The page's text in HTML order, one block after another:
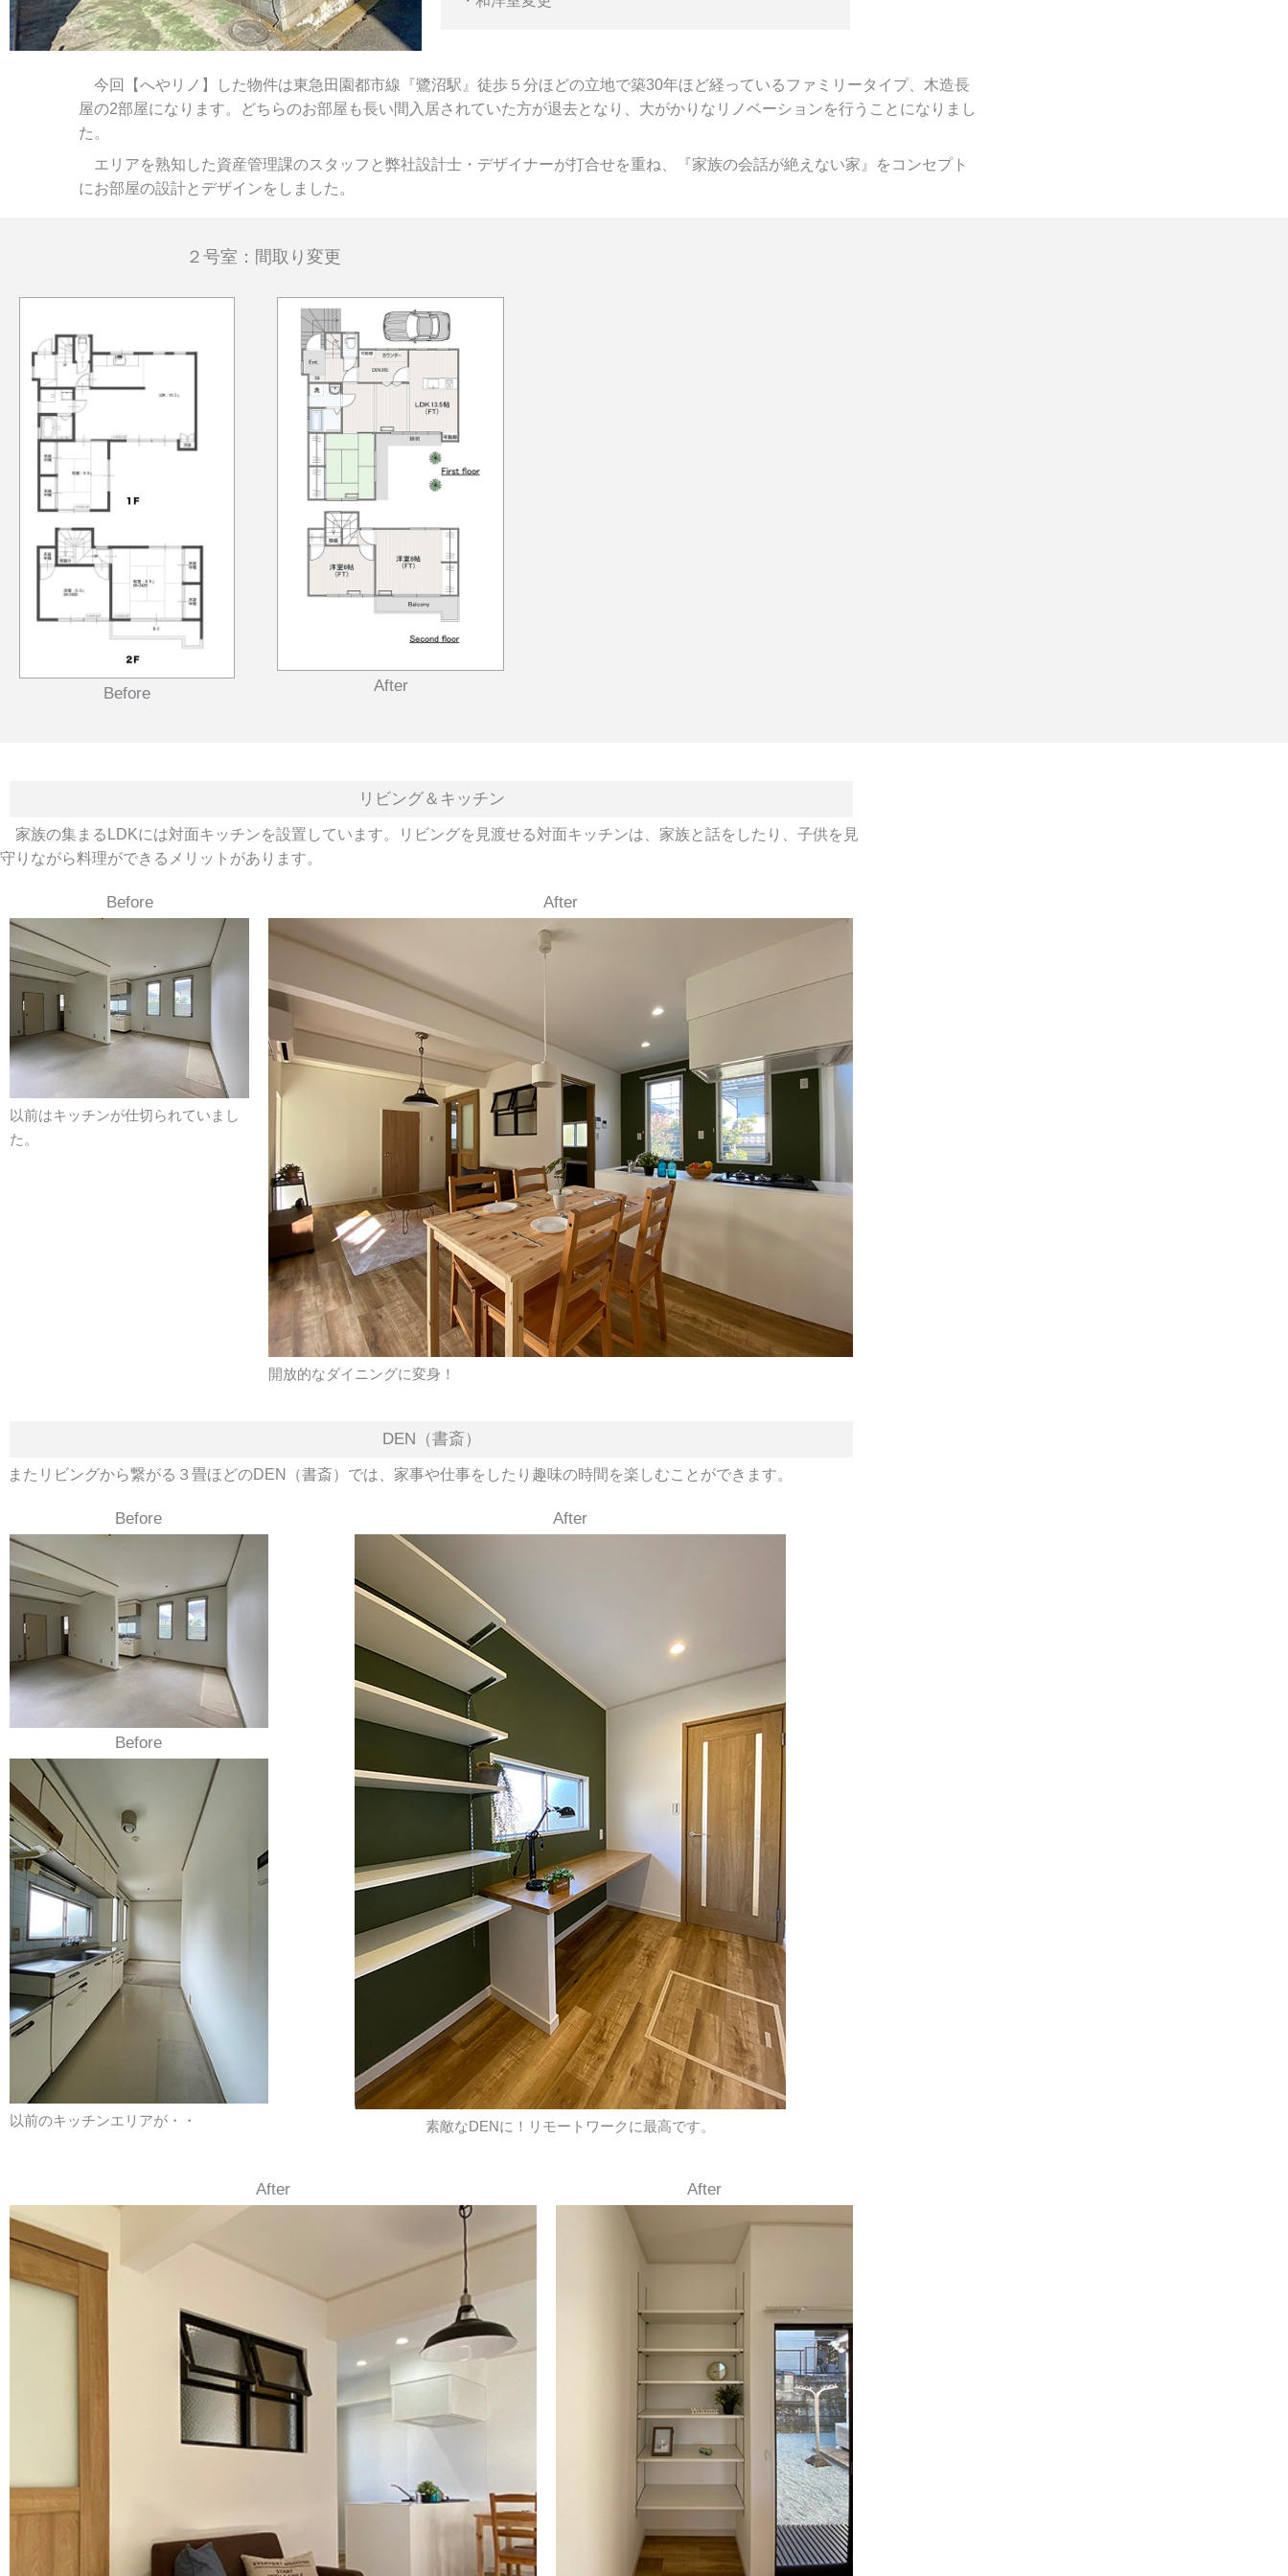
今回【へやリノ】した物件は東急田園都市線『鷺沼駅』徒歩５分ほどの立地で築30年ほど経っているファミリータイプ、木造長
屋の2部屋になります。どちらのお部屋も長い間入居されていた方が退去となり、大がかりなリノベーションを行うことになりまし
た。
エリアを熟知した資産管理課のスタッフと弊社設計士・デザイナーが打合せを重ね、『家族の会話が絶えない家』をコンセプト
にお部屋の設計とデザインをしました。
２号室：間取り変更
Before After
リビング＆キッチン
家族の集まるLDKには対面キッチンを設置しています。リビングを見渡せる対面キッチンは、家族と話をしたり、子供を見
守りながら料理ができるメリットがあります。
Before
以前はキッチンが仕切られていまし
た。
After
開放的なダイニングに変身！
DEN（書斎）
またリビングから繋がる３畳ほどのDEN（書斎）では、家事や仕事をしたり趣味の時間を楽しむことができます。
Before
Before
以前のキッチンエリアが・・
After
素敵なDENに！リモートワークに最高です。
After After